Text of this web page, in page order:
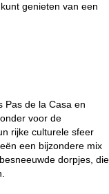
genieten van een
Pas de la Casa en
voor de
rijke culturele sfeer
een bijzondere mix
dorpjes, die